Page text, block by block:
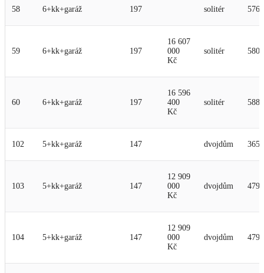
58 6+kk+garáž 197 solitér 576
59 6+kk+garáž 197
16 607
000
Kč
solitér 580
60 6+kk+garáž 197
16 596
400
Kč
solitér 588
102 5+kk+garáž 147 dvojdům 365
103 5+kk+garáž 147
12 909
000
Kč
dvojdům 479
104 5+kk+garáž 147
12 909
000
Kč
dvojdům 479